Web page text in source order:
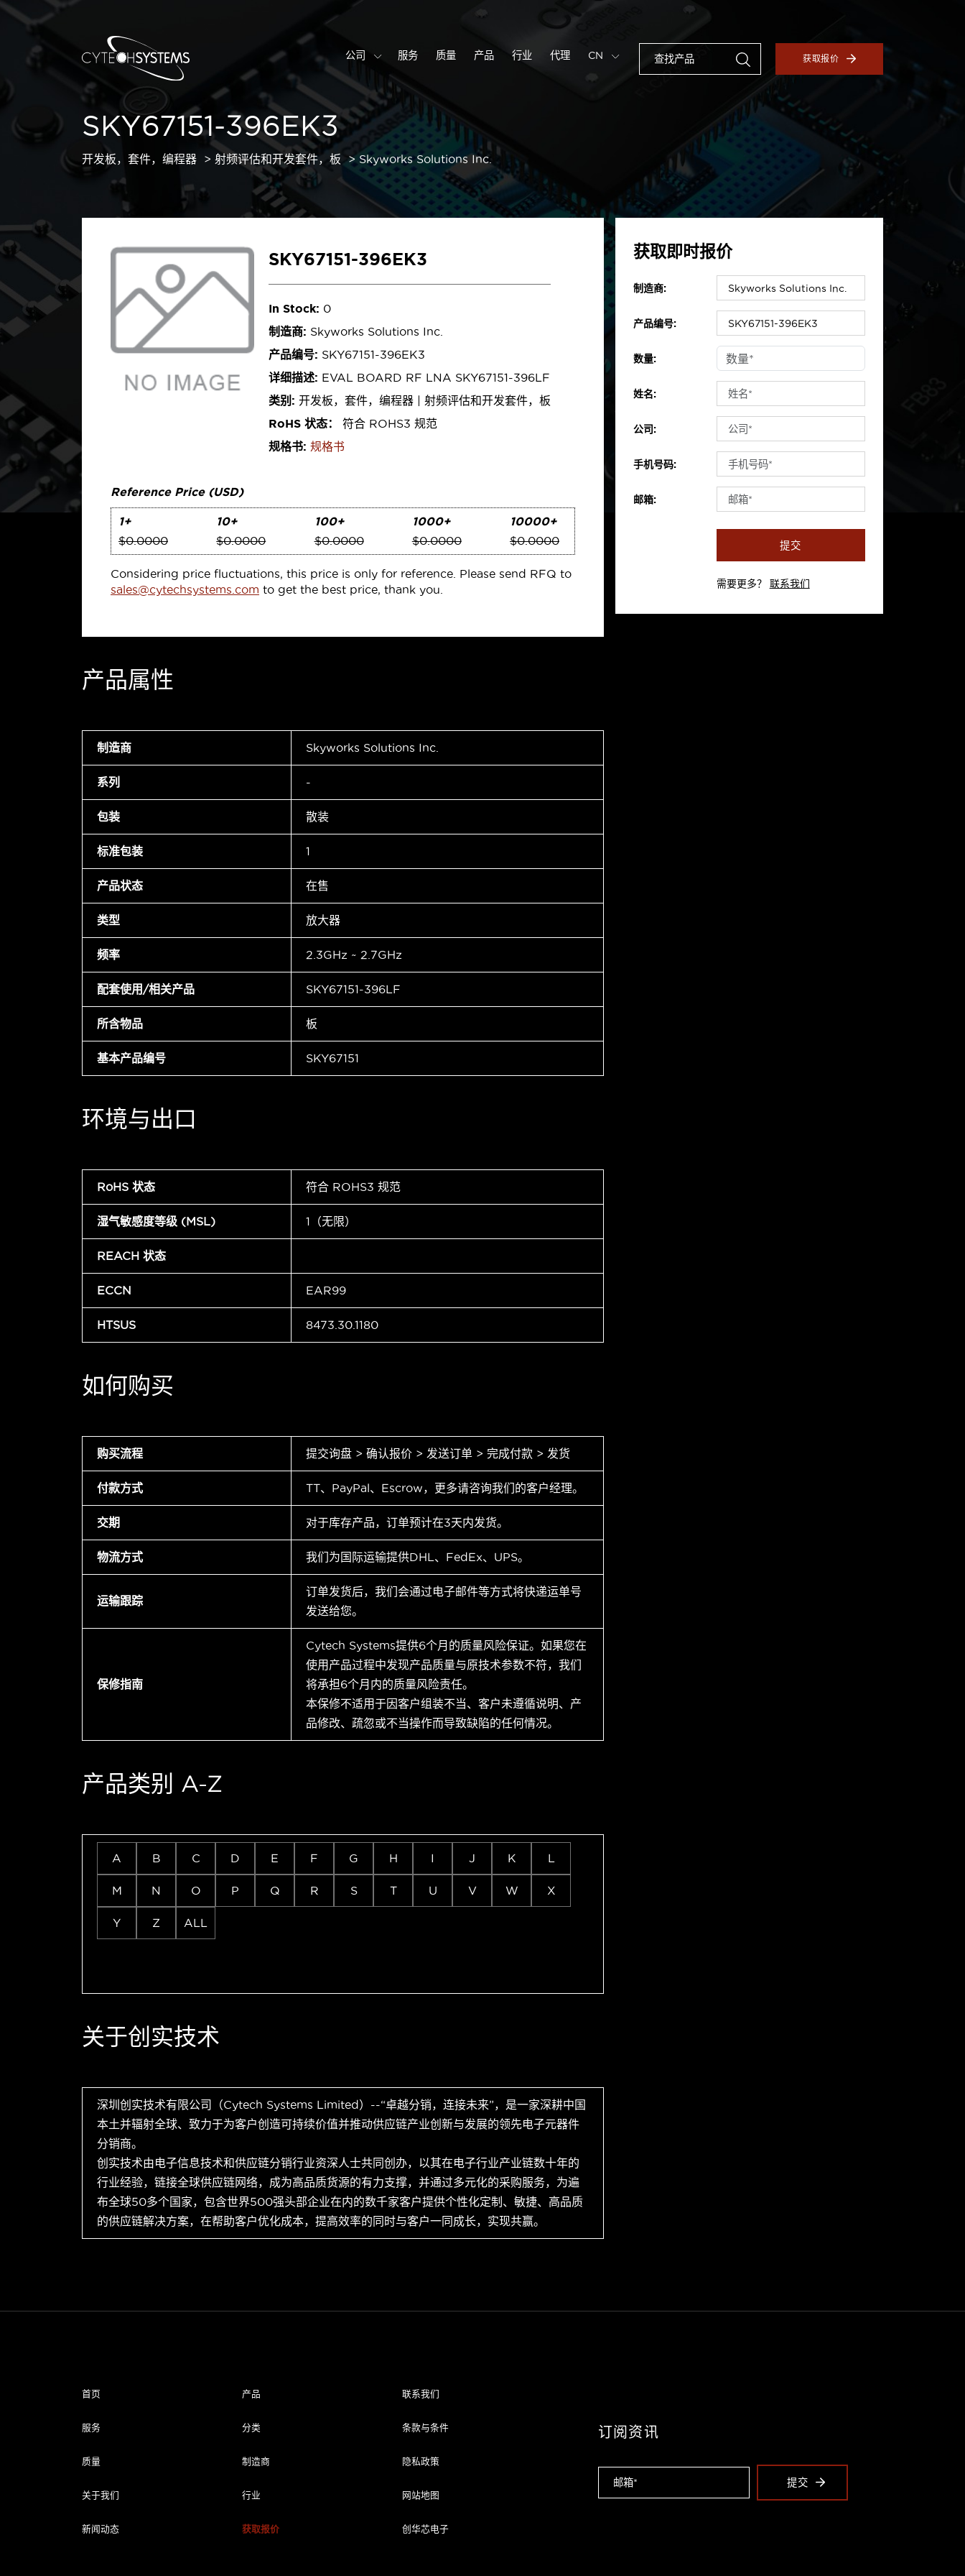
公司 服务 质量 产品 行业 代理 CN 获取报价
SKY67151-396EK3
开发板，套件，编程器 射频评估和开发套件，板 Skyworks Solutions Inc.
SKY67151-396EK3
In Stock: 0
制造商: Skyworks Solutions Inc.
产品编号: SKY67151-396EK3
详细描述: EVAL BOARD RF LNA SKY67151-396LF
类别: 开发板，套件，编程器 | 射频评估和开发套件，板
RoHS 状态：
符合 ROHS3 规范
规格书: 规格书
Reference Price (USD)
1+
$0.0000
10+
$0.0000
100+
$0.0000
1000+
$0.0000
10000+
$0.0000
Considering price fluctuations, this price is only for reference. Please send RFQ to
sales@cytechsystems.com to get the best price, thank you.
产品属性
制造商 Skyworks Solutions Inc.
系列 -
包装 散装
标准包装 1
产品状态 在售
类型 放大器
频率 2.3GHz ~ 2.7GHz
配套使用/相关产品 SKY67151-396LF
所含物品 板
基本产品编号 SKY67151
环境与出口
RoHS 状态 符合 ROHS3 规范
湿气敏感度等级 (MSL) 1（无限）
REACH 状态
ECCN EAR99
HTSUS 8473.30.1180
如何购买
购买流程 提交询盘 > 确认报价 > 发送订单 > 完成付款 > 发货
付款方式 TT、PayPal、Escrow，更多请咨询我们的客户经理。
交期 对于库存产品，订单预计在3天内发货。
物流方式 我们为国际运输提供DHL、FedEx、UPS。
运输跟踪
订单发货后，我们会通过电子邮件等方式将快递运单号
发送给您。
保修指南
Cytech Systems提供6个月的质量风险保证。如果您在
使用产品过程中发现产品质量与原技术参数不符，我们
将承担6个月内的质量风险责任。
本保修不适用于因客户组装不当、客户未遵循说明、产
品修改、疏忽或不当操作而导致缺陷的任何情况。
产品类别 A-Z
A B C D E F G H I J K L
M N O P Q R S T U V W X
Y Z ALL
关于创实技术
深圳创实技术有限公司（Cytech Systems Limited）--“卓越分销，连接未来”，是一家深耕中国
本土并辐射全球、致力于为客户创造可持续价值并推动供应链产业创新与发展的领先电子元器件
分销商。
创实技术由电子信息技术和供应链分销行业资深人士共同创办，以其在电子行业产业链数十年的
行业经验，链接全球供应链网络，成为高品质货源的有力支撑，并通过多元化的采购服务，为遍
布全球50多个国家，包含世界500强头部企业在内的数千家客户提供个性化定制、敏捷、高品质
的供应链解决方案，在帮助客户优化成本，提高效率的同时与客户一同成长，实现共赢。
获取即时报价
制造商:
产品编号:
数量:
姓名:
公司:
手机号码:
邮箱:
提交
需要更多？ 联系我们
首页
服务
质量
关于我们
新闻动态
产品
分类
制造商
行业
获取报价
联系我们
条款与条件
隐私政策
网站地图
创华芯电子
订阅资讯
提交